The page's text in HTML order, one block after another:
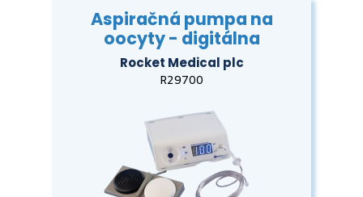
Aspiračná pumpa na
oocyty - digitálna
Rocket Medical plc
R29700